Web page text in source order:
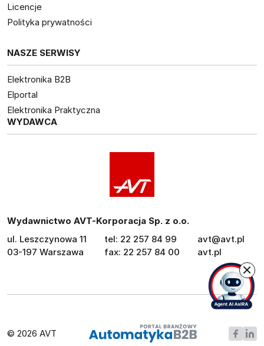
Licencje
Polityka prywatności
NASZE SERWISY
Elektronika B2B
Elportal
Elektronika Praktyczna
WYDAWCA
Wydawnictwo AVT-Korporacja Sp. z o.o.
ul. Leszczynowa 11
03-197 Warszawa
tel: 22 257 84 99
fax: 22 257 84 00
avt@avt.pl
avt.pl
© 2026 AVT